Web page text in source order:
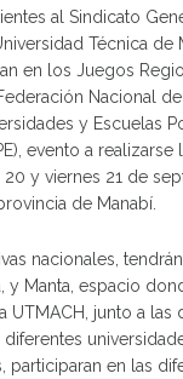
al Sindicato
Técnica de
en los Juegos
Nacional
y Escuelas
evento a realizarse
20 y viernes 21 de
de Manabí.
nacionales,
y Manta, espacio
UTMACH, junto a las
participaran en las